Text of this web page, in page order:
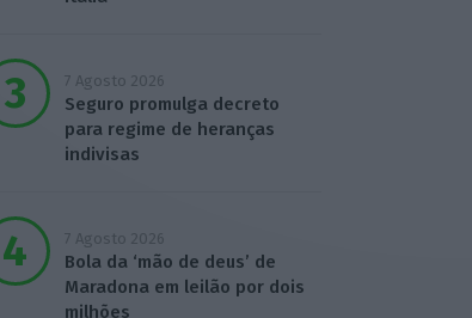
7 Agosto 2026
Seguro promulga decreto
para regime de heranças
indivisas
7 Agosto 2026
Bola da ‘mão de deus’ de
Maradona em leilão por dois
milhões